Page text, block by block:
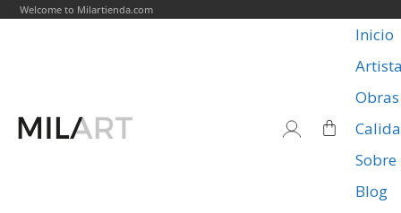
Welcome to Milartienda.com
Inicio
Obras
Blog